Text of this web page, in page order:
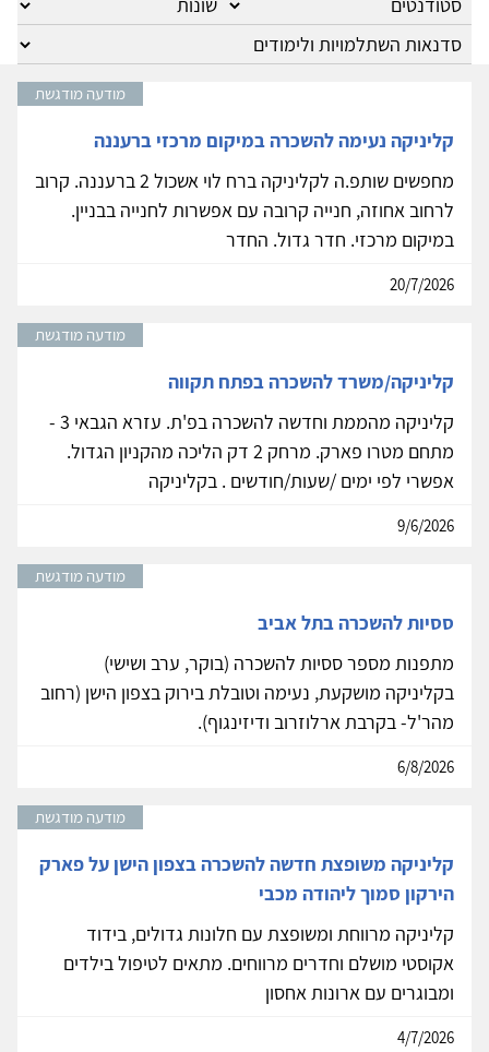
מודעה מודגשת
קליניקה נעימה להשכרה במיקום מרכזי ברעננה
מחפשים שותפ.ה לקליניקה ברח לוי אשכול 2 ברעננה. קרוב
לרחוב אחוזה, חנייה קרובה עם אפשרות לחנייה בבניין.
במיקום מרכזי. חדר גדול. החדר
20/7/2026
מודעה מודגשת
קליניקה/משרד להשכרה בפתח תקווה
קליניקה מהממת וחדשה להשכרה בפ'ת. עזרא הגבאי 3 -
מתחם מטרו פארק. מרחק 2 דק הליכה מהקניון הגדול.
אפשרי לפי ימים /שעות/חודשים . בקליניקה
9/6/2026
מודעה מודגשת
ססיות להשכרה בתל אביב
מתפנות מספר ססיות להשכרה (בוקר, ערב ושישי)
בקליניקה מושקעת, נעימה וטובלת בירוק בצפון הישן (רחוב
מהר'ל- בקרבת ארלוזרוב ודיזינגוף).
6/8/2026
מודעה מודגשת
קליניקה משופצת חדשה להשכרה בצפון הישן על פארק
הירקון סמוך ליהודה מכבי
קליניקה מרווחת ומשופצת עם חלונות גדולים, בידוד
אקוסטי מושלם וחדרים מרווחים. מתאים לטיפול בילדים
ומבוגרים עם ארונות אחסון
4/7/2026